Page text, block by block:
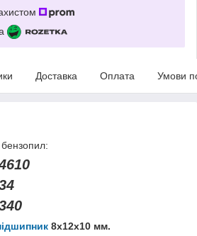
Доставка Оплата Умови
8х12х10 мм.